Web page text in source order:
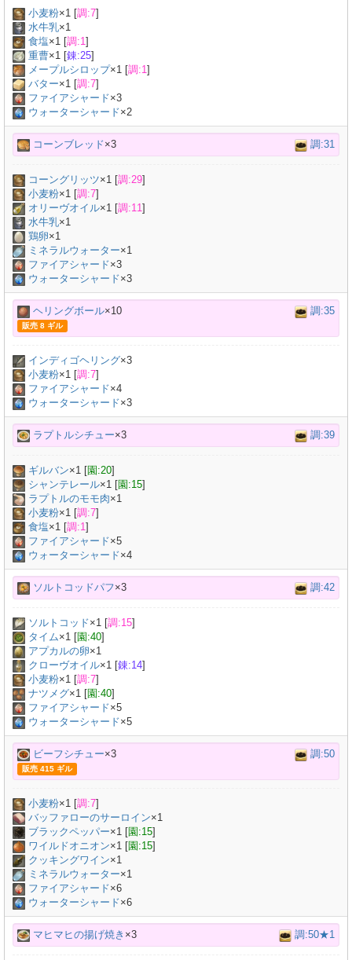
小麦粉×1 [調:7]
水牛乳×1
食塩×1 [調:1]
重曹×1 [錬:25]
メープルシロップ×1 [調:1]
バター×1 [調:7]
ファイアシャード×3
ウォーターシャード×2
コーンブレッド×3 調:31
コーングリッツ×1 [調:29]
小麦粉×1 [調:7]
オリーヴオイル×1 [調:11]
水牛乳×1
鶏卵×1
ミネラルウォーター×1
ファイアシャード×3
ウォーターシャード×3
ヘリングボール×10 調:35
販売 8 ギル
インディゴヘリング×3
小麦粉×1 [調:7]
ファイアシャード×4
ウォーターシャード×3
ラプトルシチュー×3 調:39
ギルバン×1 [園:20]
シャンテレール×1 [園:15]
ラプトルのモモ肉×1
小麦粉×1 [調:7]
食塩×1 [調:1]
ファイアシャード×5
ウォーターシャード×4
ソルトコッドパフ×3 調:42
ソルトコッド×1 [調:15]
タイム×1 [園:40]
アプカルの卵×1
クローヴオイル×1 [錬:14]
小麦粉×1 [調:7]
ナツメグ×1 [園:40]
ファイアシャード×5
ウォーターシャード×5
ビーフシチュー×3 調:50
販売 415 ギル
小麦粉×1 [調:7]
バッファローのサーロイン×1
ブラックペッパー×1 [園:15]
ワイルドオニオン×1 [園:15]
クッキングワイン×1
ミネラルウォーター×1
ファイアシャード×6
ウォーターシャード×6
マヒマヒの揚げ焼き ×3 調:50★1